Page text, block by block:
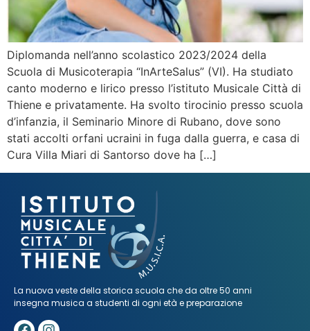
Diplomanda nell’anno scolastico 2023/2024 della
Scuola di Musicoterapia “InArteSalus” (VI). Ha studiato
canto moderno e lirico presso l’istituto Musicale Città di
Thiene e privatamente. Ha svolto tirocinio presso scuola
d’infanzia, il Seminario Minore di Rubano, dove sono
stati accolti orfani ucraini in fuga dalla guerra, e casa di
Cura Villa Miari di Santorso dove ha […]
La nuova veste della storica scuola che da oltre 50 anni
insegna musica a studenti di ogni età e preparazione